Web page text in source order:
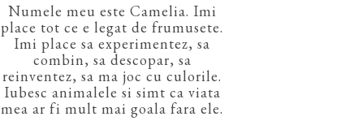
Numele meu este Camelia. Imi
place tot ce e legat de frumusete.
Imi place sa experimentez, sa
combin, sa descopar, sa
reinventez, sa ma joc cu culorile.
Iubesc animalele si simt ca viata
mea ar fi mult mai goala fara ele.